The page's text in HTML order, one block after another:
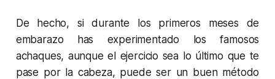
De hecho, si durante los primeros meses de
embarazo has experimentado los famosos
achaques, aunque el ejercicio sea lo último que te
pase por la cabeza, puede ser un buen método